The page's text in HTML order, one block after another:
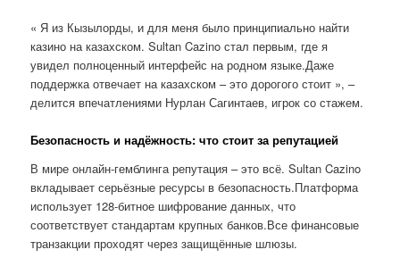
« Я из Кызылорды, и для меня было принципиально найти
казино на казахском. Sultan Cazino стал первым, где я
увидел полноценный интерфейс на родном языке.Даже
поддержка отвечает на казахском – это дорогого стоит », –
делится впечатлениями Нурлан Сагинтаев, игрок со стажем.
Безопасность и надёжность: что стоит за репутацией
В мире онлайн-гемблинга репутация – это всё. Sultan Cazino
вкладывает серьёзные ресурсы в безопасность.Платформа
использует 128-битное шифрование данных, что
соответствует стандартам крупных банков.Все финансовые
транзакции проходят через защищённые шлюзы.